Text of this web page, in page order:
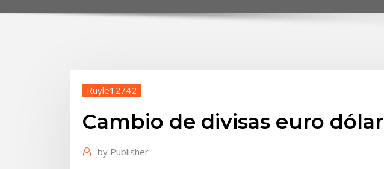
Ruyle12742
Cambio de divisas euro dólar
by Publisher